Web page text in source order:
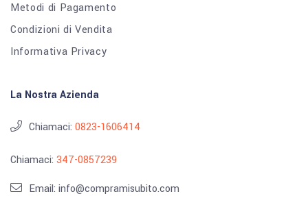
Metodi di Pagamento
Condizioni di Vendita
Informativa Privacy
La Nostra Azienda
Chiamaci: 0823-1606414
Chiamaci: 347-0857239
Email: info@compramisubito.com